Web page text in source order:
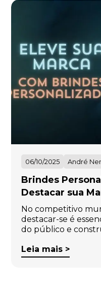
06/10/2025 André
Brindes
Destacar sua
No competitivo
destacar-se é
do público e
Leia mais >